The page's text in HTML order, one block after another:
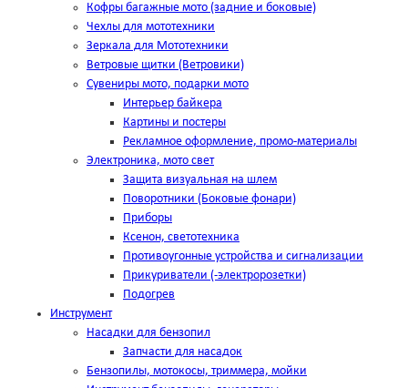
Кофры багажные мото (задние и боковые)
Чехлы для мототехники
Зеркала для Мототехники
Ветровые щитки (Ветровики)
Сувениры мото, подарки мото
Интерьер байкера
Картины и постеры
Рекламное оформление, промо-материалы
Электроника, мото свет
Защита визуальная на шлем
Поворотники (Боковые фонари)
Приборы
Ксенон, светотехника
Противоугонные устройства и сигнализации
Прикуриватели (-электророзетки)
Подогрев
Инструмент
Насадки для бензопил
Запчасти для насадок
Бензопилы, мотокосы, триммера, мойки